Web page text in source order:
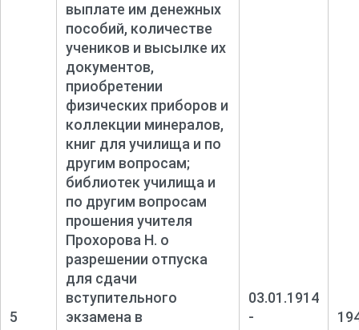
5
выплате им денежных
пособий, количестве
учеников и высылке их
документов,
приобретении
физических приборов и
коллекции минералов,
книг для училища и по
другим вопросам;
библиотек училища и
по другим вопросам
прошения учителя
Прохорова Н. o
разрешении отпуска
для сдачи
вступительного
экзамена в
03.01.1914
-